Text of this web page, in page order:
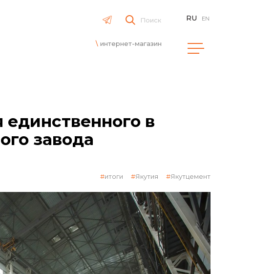
Поиск
интернет-магазин
RU EN
в
завода
итоги Якутия Якутцемент